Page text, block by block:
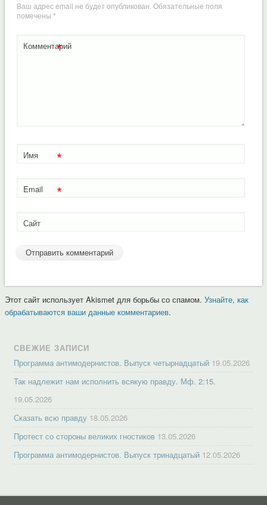
Ваш адрес email не будет опубликован.Обязательные поля
помечены *
Комментарий
*
Имя *
Email *
Сайт
Этот сайт использует Akismet для борьбы со спамом. Узнайте, как
обрабатываются ваши данные комментариев.
СВЕЖИЕ ЗАПИСИ
Программа антимодернистов. Выпуск четырнадцатый 19.05.2026
Так надлежит нам исполнить всякую правду. Мф. 2:15.
19.05.2026
Сказать всю правду 18.05.2026
Протест со стороны великих гностиков 13.05.2026
Программа антимодернистов. Выпуск тринадцатый 12.05.2026